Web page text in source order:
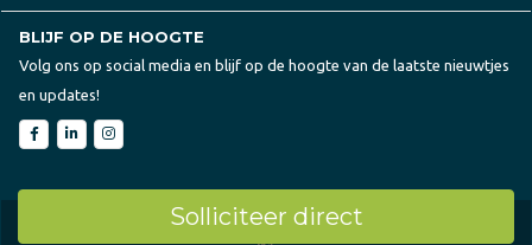
Solliciteer direct
BLIJF OP DE HOOGTE
Volg ons op social media en blijf op de hoogte van de laatste nieuwtjes
en updates!
Sitemap Disclaimer Privacybeleid